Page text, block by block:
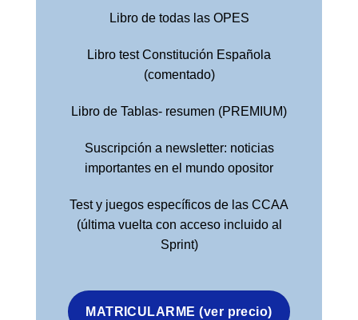
Libro de todas las OPES
Libro test Constitución Española
(comentado)
Libro de Tablas- resumen (PREMIUM)
Suscripción a newsletter: noticias
importantes en el mundo opositor
Test y juegos específicos de las CCAA
(última vuelta con acceso incluido al
Sprint)
MATRICULARME (ver precio)